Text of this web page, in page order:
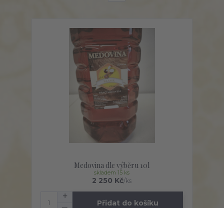
Medovina dle výběru 10l
2 250 Kč/ks
skladem 15 ks
Přidat do košíku